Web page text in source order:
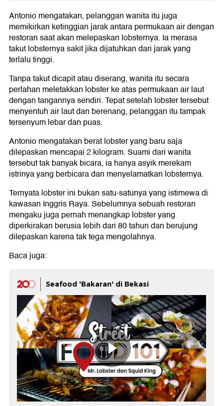
Antonio mengatakan, pelanggan wanita itu juga
memikirkan ketinggian jarak antara permukaan air dengan
restoran saat akan melepaskan lobsternya. Ia merasa
takut lobsternya sakit jika dijatuhkan dari jarak yang
terlalu tinggi.
Tanpa takut dicapit atau diserang, wanita itu secara
perlahan meletakkan lobster ke atas permukaan air laut
dengan tangannya sendiri. Tepat setelah lobster tersebut
menyentuh air laut dan berenang, pelanggan itu tampak
tersenyum lebar dan puas.
Antonio mengatakan berat lobster yang baru saja
dilepaskan mencapai 2 kilogram. Suami dari wanita
tersebut tak banyak bicara, ia hanya asyik merekam
istrinya yang berbicara dan menyelamatkan lobsternya.
Ternyata lobster ini bukan satu-satunya yang istimewa di
kawasan Inggris Raya. Sebelumnya sebuah restoran
mengaku juga pernah menangkap lobster yang
diperkirakan berusia lebih dari 80 tahun dan berujung
dilepaskan karena tak tega mengolahnya.
Baca juga:
Seafood 'Bakaran' di Bekasi